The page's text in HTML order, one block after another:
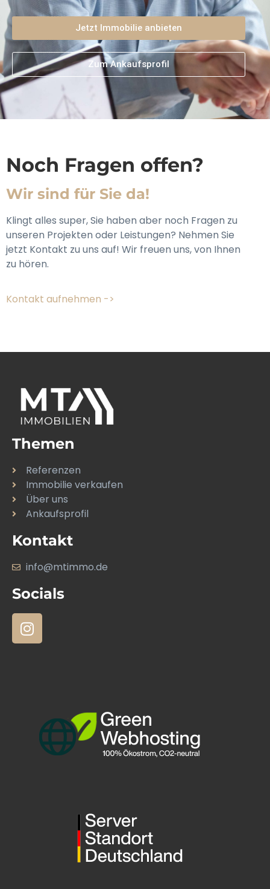
Jetzt Immobilie anbieten
Zum Ankaufsprofil
Noch Fragen offen?
Wir sind für Sie da!
Klingt alles super, Sie haben aber noch Fragen zu
unseren Projekten oder Leistungen? Nehmen Sie
jetzt Kontakt zu uns auf! Wir freuen uns, von Ihnen
zu hören.
Kontakt aufnehmen ->
Themen
Referenzen
Immobilie verkaufen
Über uns
Ankaufsprofil
Kontakt
info@mtimmo.de
Socials